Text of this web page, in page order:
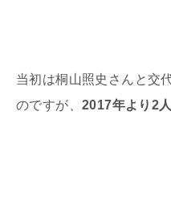
当初は桐山照史さんと交
のですが、 2017年より2